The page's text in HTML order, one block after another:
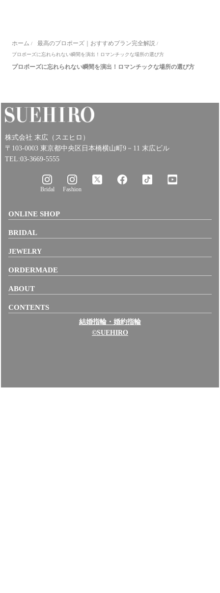
ホーム / 最高のプロポーズ｜おすすめプラン完全解説 /
プロポーズに忘れられない瞬間を演出！ロマンチックな場所の選び方
プロポーズに忘れられない瞬間を演出！ロマンチックな場所の選び方
株式会社 末広（スエヒロ）
〒103-0003 東京都中央区日本橋横山町9－11 末広ビル
TEL:03-3669-5555
Bridal Fashion
ONLINE SHOP
BRIDAL
JEWELRY
ORDERMADE
ABOUT
CONTENTS
結婚指輪・婚約指輪
©SUEHIRO